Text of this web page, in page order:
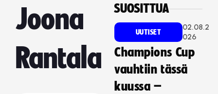
Joona
Rantala
SUOSITTUA
UUTISET
02.08.2
026
Champions Cup
vauhtiin tässä
kuussa –